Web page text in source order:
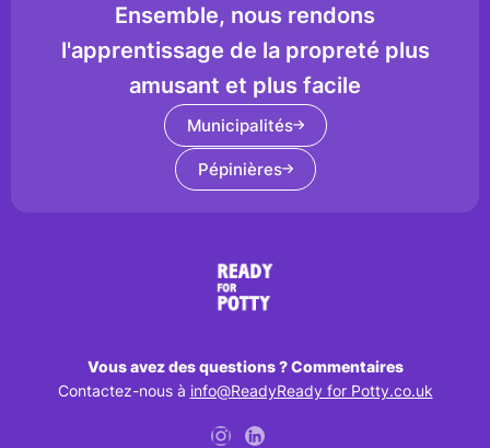
Ensemble, nous rendons
l'apprentissage de la propreté plus
amusant et plus facile
Municipalités
Pépinières
Vous avez des questions ? Commentaires
Contactez-nous à info@ReadyReady for Potty.co.uk